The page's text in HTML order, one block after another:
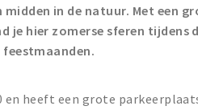
in de natuur. Met een
je hier zomerse sferen tijdens
feestmaanden.
en heeft een grote